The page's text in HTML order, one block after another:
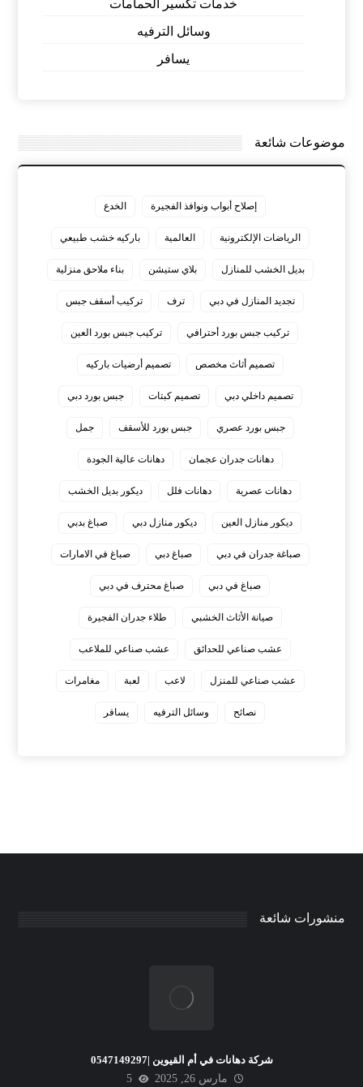
خدمات تكسير الحمامات
وسائل الترفيه
يسافر
موضوعات شائعة
إصلاح أبواب ونوافذ الفجيرة الخدع
الرياضات الإلكترونية العالمية باركيه خشب طبيعي
بديل الخشب للمنازل بلاي ستيشن بناء ملاحق منزلية
تجديد المنازل في دبي ترف تركيب أسقف جبس
تركيب جبس بورد أحترافي تركيب جبس بورد العين
تصميم أثاث مخصص تصميم أرضيات باركيه
تصميم داخلي دبي تصميم كبتات جبس بورد دبي
جبس بورد عصري جبس بورد للأسقف جمل
دهانات جدران عجمان دهانات عالية الجودة
دهانات عصرية دهانات فلل ديكور بديل الخشب
ديكور منازل العين ديكور منازل دبي صباغ بدبي
صباغة جدران في دبي صباغ دبي صباغ في الامارات
صباغ في دبي صباغ محترف في دبي
صيانة الأثاث الخشبي طلاء جدران الفجيرة
عشب صناعي للحدائق عشب صناعي للملاعب
عشب صناعي للمنزل لاعب لعبة مغامرات
نصائح وسائل الترفيه يسافر
منشورات شائعة
شركة دهانات في أم القيوين |0547149297
مارس 26, 2025
5